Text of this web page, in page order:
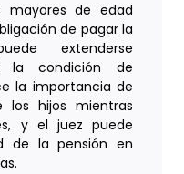
mayores de edad
de pagar la
extenderse
la condición de
la importancia de
los hijos mientras
y el juez puede
de la pensión en